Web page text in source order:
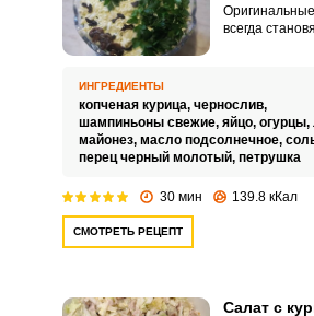
всегда
ваших гостей.
ИНГРЕДИЕНТЫ
копченая курица, чернослив,
шампиньоны свежие, яйцо, огурцы,
майонез, масло подсолнечное,
перец черный молотый, петрушка
30 мин 139.8 кКал
СМОТРЕТЬ РЕЦЕПТ
Салат с